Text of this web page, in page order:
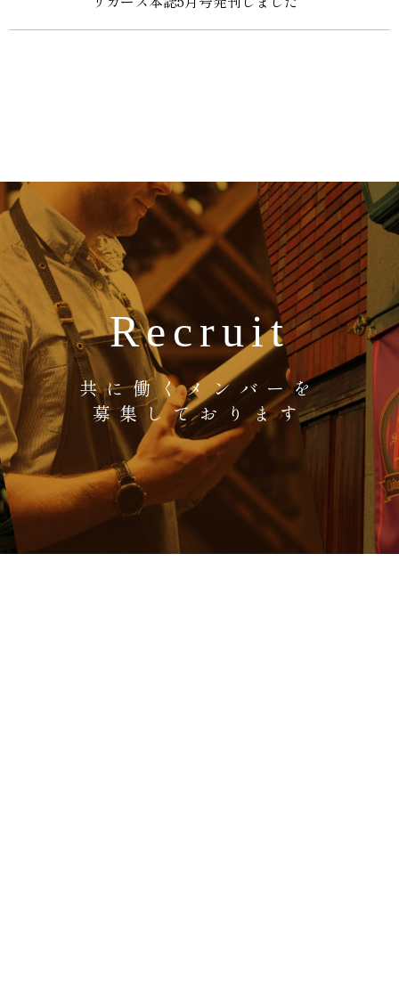
Recruit
共に働くメンバーを
募集しております